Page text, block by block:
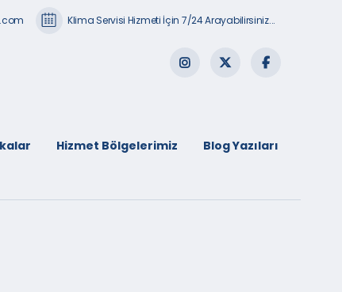
Klima Servisi Hizmeti İçin 7/24 Arayabilirsiniz...
Hizmet Bölgelerimiz Blog Yazıları